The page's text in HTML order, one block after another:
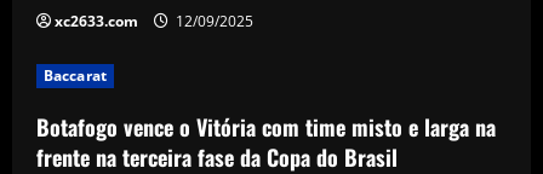
i
o
n
xc2633.com 12/09/2025
Baccarat
Botafogo vence o Vitória com time misto e larga na
frente na terceira fase da Copa do Brasil